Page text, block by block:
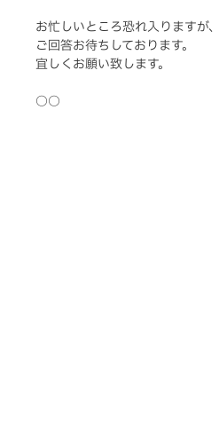
お忙しいところ恐れ入りますが、
ご回答お待ちしております。
宜しくお願い致します。
○○